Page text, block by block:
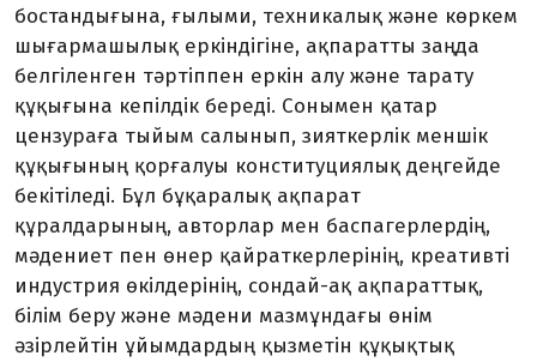
бостандығына, ғылыми, техникалық және көркем
шығармашылық еркіндігіне, ақпаратты заңда
белгіленген тәртіппен еркін алу және тарату
құқығына кепілдік береді. Сонымен қатар
цензураға тыйым салынып, зияткерлік меншік
құқығының қорғалуы конституциялық деңгейде
бекітіледі. Бұл бұқаралық ақпарат
құралдарының, авторлар мен баспагерлердің,
мәдениет пен өнер қайраткерлерінің, креативті
индустрия өкілдерінің, сондай-ақ ақпараттық,
білім беру және мәдени мазмұндағы өнім
әзірлейтін ұйымдардың қызметін құқықтық